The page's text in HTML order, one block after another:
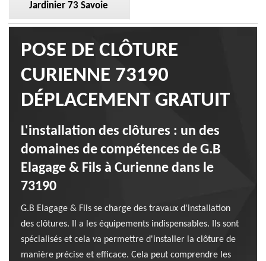
Jardinier 73 Savoie
POSE DE CLÔTURE
CURIENNE 73190
DÉPLACEMENT GRATUIT
L'installation des clôtures : un des
domaines de compétences de G.B
Elagage & Fils à Curienne dans le
73190
G.B Elagage & Fils se charge des travaux d'installation
des clôtures. Il a les équipements indispensables. Ils sont
spécialisés et cela va permettre d'installer la clôture de
manière précise et efficace. Cela peut comprendre les